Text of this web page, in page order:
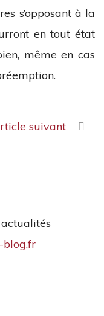
s’opposant à la
en tout état
même en cas
suivant